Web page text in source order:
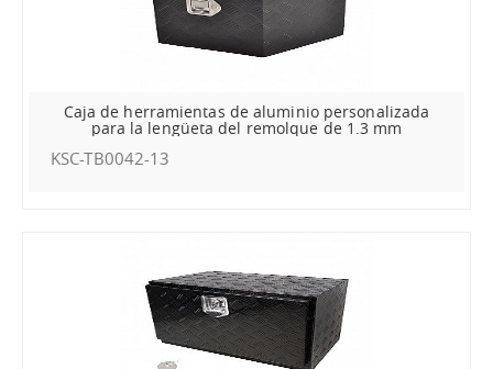
Caja de herramientas de aluminio personalizada
para la lengüeta del remolque de 1.3 mm
KSC-TB0042-13